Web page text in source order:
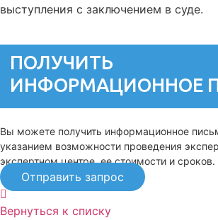
выступления с заключением в суде.
ПОЛУЧИТЬ
ИНФОРМАЦИОННОЕ
Вы можете получить информационное
указанием возможности проведения
экспертном центре, ее стоимости и сроков.
Отправить запрос
Вернуться к списку